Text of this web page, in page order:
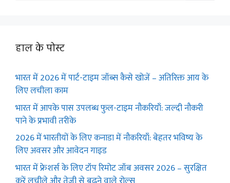
हाल के पोस्ट
भारत में 2026 में पार्ट-टाइम जॉब्स कैसे खोजें – अतिरिक्त आय के
लिए लचीला काम
भारत में आपके पास उपलब्ध फुल-टाइम नौकरियाँ: जल्दी नौकरी
पाने के प्रभावी तरीके
2026 में भारतीयों के लिए कनाडा में नौकरियाँ: बेहतर भविष्य के
लिए अवसर और आवेदन गाइड
भारत में फ्रेशर्स के लिए टॉप रिमोट जॉब अवसर 2026 – सुरक्षित